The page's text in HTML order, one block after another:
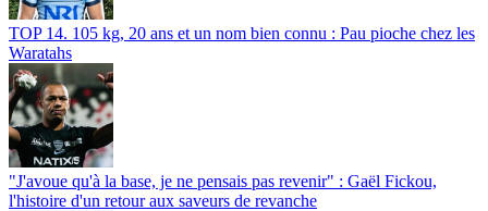
TOP 14. 105 kg, 20 ans et un nom bien connu : Pau pioche chez les
Waratahs
"J'avoue qu'à la base, je ne pensais pas revenir" : Gaël Fickou,
l'histoire d'un retour aux saveurs de revanche